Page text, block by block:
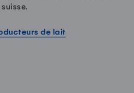
de lait